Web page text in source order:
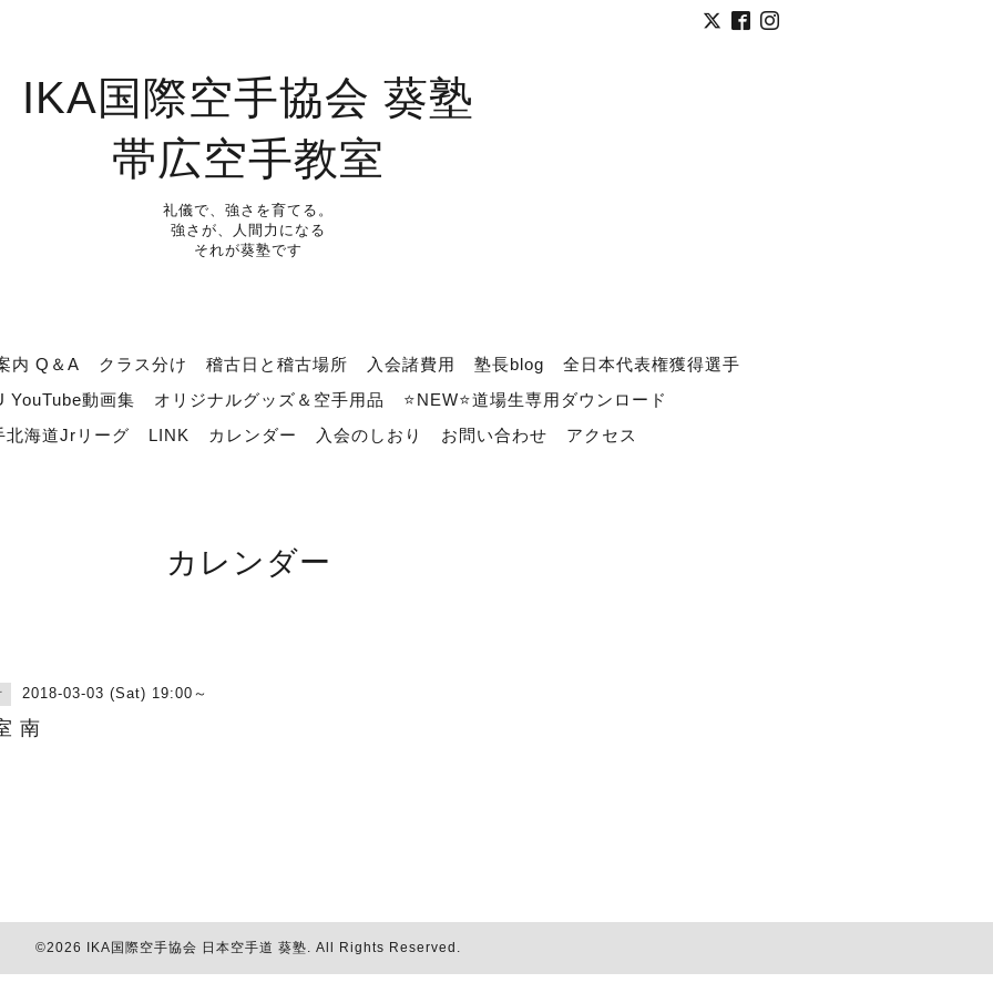
IKA国際空手協会 葵塾
帯広空手教室
礼儀で、強さを育てる。
強さが、人間力になる
それが葵塾です
内 Q＆A クラス分け 稽古日と稽古場所 入会諸費用 塾長blog
全日本代表権獲得選手
YouTube動画集
オリジナルグッズ＆空手用品
⭐NEW⭐道場生専用ダウンロード
北海道Jrリーグ
LINK カレンダー 入会のしおり お問い合わせ アクセス
カレンダー
2018-03-03 (Sat) 19:00～
南
©2026 IKA国際空手協会 日本空手道 葵塾. All Rights Reserved.